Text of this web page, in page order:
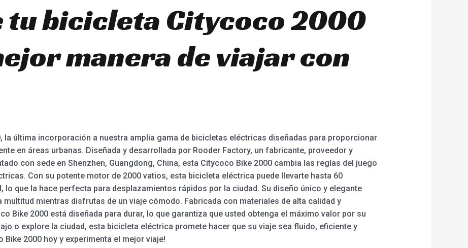
tu bicicleta Citycoco 2000
manera de viajar con
la última incorporación a nuestra amplia gama de bicicletas eléctricas diseñadas para proporcionar
en áreas urbanas. Diseñada y desarrollada por Rooder Factory, un fabricante, proveedor y
con sede en Shenzhen, Guangdong, China, esta Citycoco Bike 2000 cambia las reglas del juego
Con su potente motor de 2000 vatios, esta bicicleta eléctrica puede llevarte hasta 60
que la hace perfecta para desplazamientos rápidos por la ciudad. Su diseño único y elegante
mientras disfrutas de un viaje cómodo. Fabricada con materiales de alta calidad y
Bike 2000 está diseñada para durar, lo que garantiza que usted obtenga el máximo valor por su
o explore la ciudad, esta bicicleta eléctrica promete hacer que su viaje sea fluido, eficiente y
Bike 2000 hoy y experimenta el mejor viaje!